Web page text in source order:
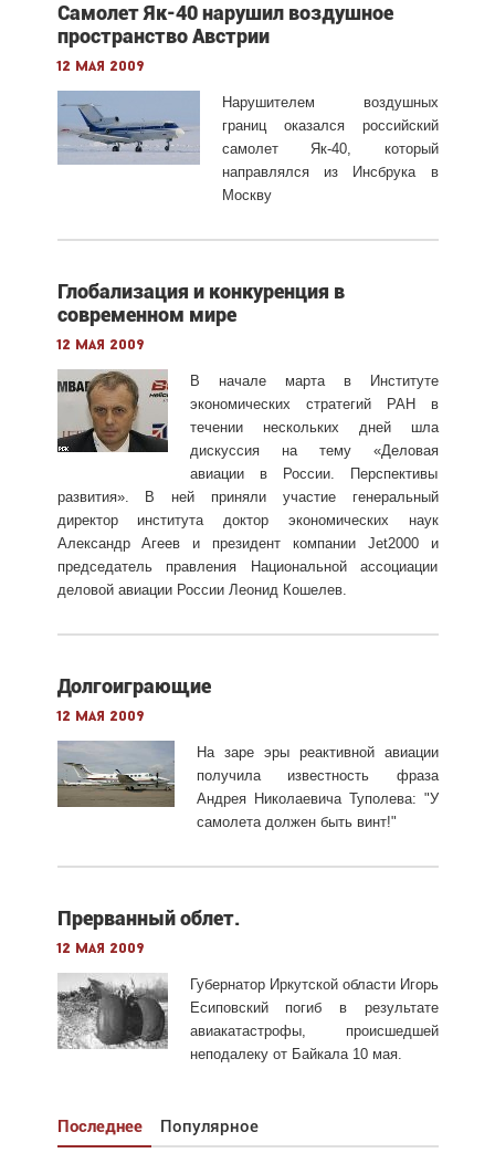
Самолет Як-40 нарушил воздушное
пространство Австрии
12 мая 2009
Нарушителем воздушных
границ оказался российский
самолет Як-40, который
направлялся из Инсбрука в
Москву
Глобализация и конкуренция в
современном мире
12 мая 2009
В начале марта в Институте
экономических стратегий РАН в
течении нескольких дней шла
дискуссия на тему «Деловая
авиации в России. Перспективы
развития». В ней приняли участие генеральный
директор института доктор экономических наук
Александр Агеев и президент компании Jet2000 и
председатель правления Национальной ассоциации
деловой авиации России Леонид Кошелев.
Долгоиграющие
12 мая 2009
На заре эры реактивной авиации
получила известность фраза
Андрея Николаевича Туполева: "У
самолета должен быть винт!"
Прерванный облет.
12 мая 2009
Губернатор Иркутской области Игорь
Есиповский погиб в результате
авиакатастрофы, происшедшей
неподалеку от Байкала 10 мая.
Последнее Популярное